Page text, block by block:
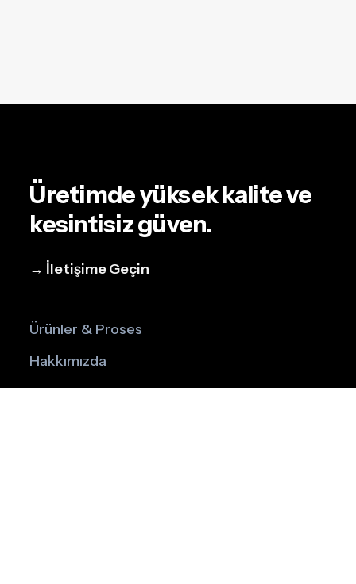
Üretimde yüksek kalite ve
kesintisiz güven.
→ İletişime Geçin
Ürünler & Proses
Hakkımızda
Blog